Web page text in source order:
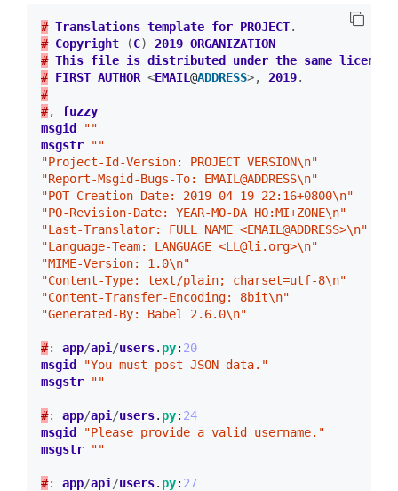
# Translations template for PROJECT.
# Copyright (C) 2019 ORGANIZATION
# This file is distributed under the same license
# FIRST AUTHOR <EMAIL @ADDRESS>, 2019.
#
#,
fuzzy
msgid
""
msgstr
""
"Project-Id-Version: PROJECT VERSION\n"
"Report-Msgid-Bugs-To: EMAIL@ADDRESS\n"
"POT-Creation-Date: 2019-04-19 22:16+0800\n"
"PO-Revision-Date: YEAR-MO-DA HO:MI+ZONE\n"
"Last-Translator: FULL NAME <EMAIL@ADDRESS>\n"
"Language-Team: LANGUAGE <LL@li.org>\n"
"MIME-Version: 1.0\n"
"Content-Type: text/plain; charset=utf-8\n"
"Content-Transfer-Encoding: 8bit\n"
"Generated-By: Babel 2.6.0\n"
#: app/api /users. py: 20
msgid
"You must post JSON data."
msgstr
""
#: app/api /users. py: 24
msgid
"Please provide a valid username."
msgstr
""
#: app/api /users. py: 27